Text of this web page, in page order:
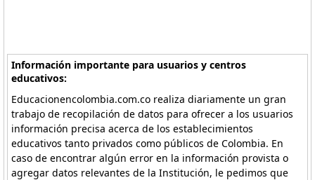
Información importante para usuarios y centros
educativos:
Educacionencolombia.com.co realiza diariamente un gran
trabajo de recopilación de datos para ofrecer a los usuarios
información precisa acerca de los establecimientos
educativos tanto privados como públicos de Colombia. En
caso de encontrar algún error en la información provista o
agregar datos relevantes de la Institución, le pedimos que